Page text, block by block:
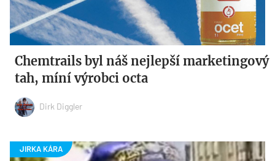
Chemtrails byl náš nejlepší marketingový
tah, míní výrobci octa
Dirk Diggler